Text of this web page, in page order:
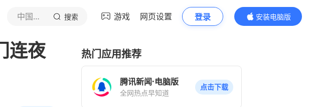
中国新闻网 搜索 游戏 网页设置 登录
安装电脑版
内容更精彩
连夜
热门应用推荐
腾讯新闻·电脑版
全网热点早知道
点击下载